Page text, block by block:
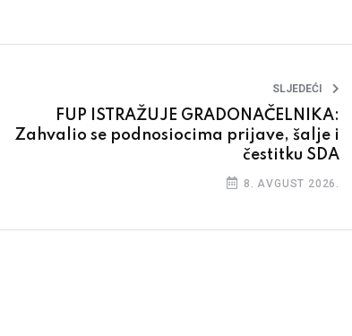
SLJEDEĆI
FUP ISTRAŽUJE GRADONAČELNIKA:
Zahvalio se podnosiocima prijave, šalje i
čestitku SDA
8. AVGUST 2026.